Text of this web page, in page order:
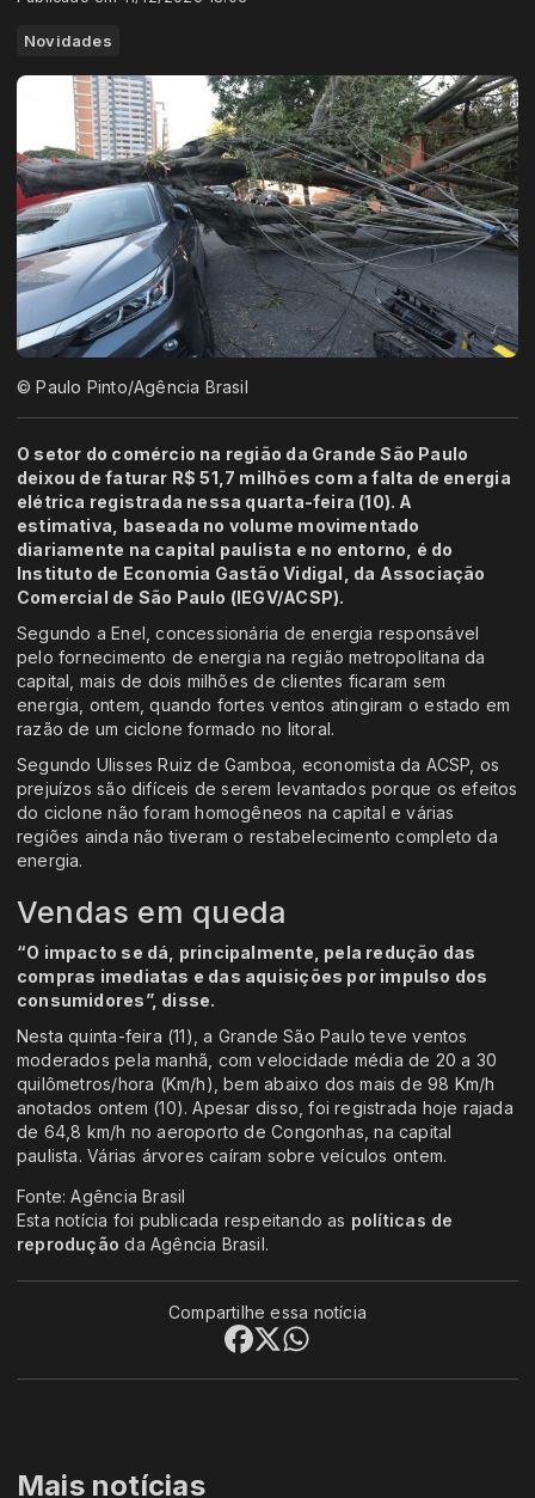
Novidades
© Paulo Pinto/Agência Brasil
O setor do comércio na região da Grande São Paulo
deixou de faturar R$ 51,7 milhões com a falta de energia
elétrica registrada nessa quarta-feira (10). A
estimativa, baseada no volume movimentado
diariamente na capital paulista e no entorno, é do
Instituto de Economia Gastão Vidigal, da Associação
Comercial de São Paulo (IEGV/ACSP).
Segundo a Enel, concessionária de energia responsável
pelo fornecimento de energia na região metropolitana da
capital, mais de dois milhões de clientes ficaram sem
energia, ontem, quando fortes ventos atingiram o estado em
razão de um ciclone formado no litoral.
Segundo Ulisses Ruiz de Gamboa, economista da ACSP, os
prejuízos são difíceis de serem levantados porque os efeitos
do ciclone não foram homogêneos na capital e várias
regiões ainda não tiveram o restabelecimento completo da
energia.
Vendas em queda
“O impacto se dá, principalmente, pela redução das
compras imediatas e das aquisições por impulso dos
consumidores”, disse.
Nesta quinta-feira (11), a Grande São Paulo teve ventos
moderados pela manhã, com velocidade média de 20 a 30
quilômetros/hora (Km/h), bem abaixo dos mais de 98 Km/h
anotados ontem (10). Apesar disso, foi registrada hoje rajada
de 64,8 km/h no aeroporto de Congonhas, na capital
paulista. Várias árvores caíram sobre veículos ontem.
Fonte: Agência Brasil
Esta notícia foi publicada respeitando as políticas de
reprodução da Agência Brasil.
Compartilhe essa notícia
Mais notícias